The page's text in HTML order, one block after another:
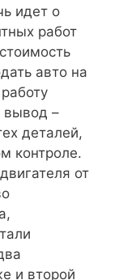
идет о
работ
авто на
вывод –
деталей,
контроле.
от
и второй